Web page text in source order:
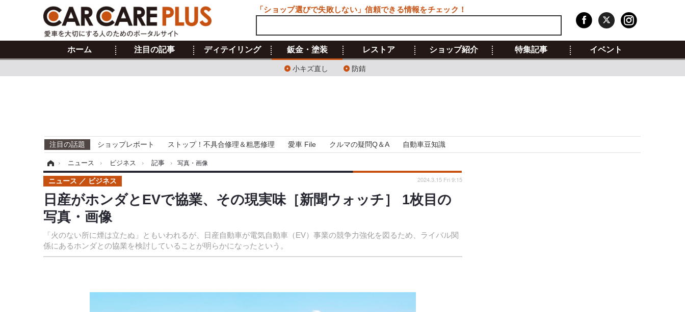
ホーム 注目の記事 ディテイリング 鈑金・塗装
小キズ直し 防錆
レストア ショップ紹介 特集記事 イベント
注目の話題 ショップレポート ストップ！不具合修理＆粗悪修理 愛車 File クルマの疑問Q＆A 自動車豆知識
› ニュース › ビジネス › 記事 › 写真・画像
日産がホンダとEVで協業、その現実味［新聞ウォッチ］ 1枚目の
写真・画像
「火のない所に煙は立たぬ」ともいわれるが、日産自動車が電気自動車（EV）事業の競争力強化を図るため、ライバル関
係にあるホンダとの協業を検討していることが明らかになったという。
ニュース ビジネス 2024.3.15 Fri 9:15
「ショップ選びで失敗しない」信頼できる情報をチェック！